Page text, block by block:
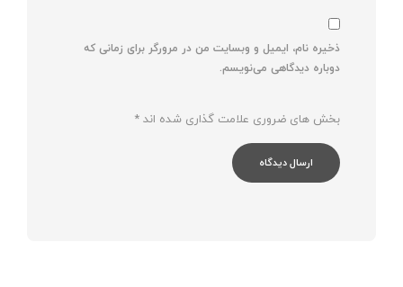
ذخیره نام، ایمیل و وبسایت من در مرورگر برای زمانی که
دوباره دیدگاهی می‌نویسم.
بخش های ضروری علامت گذاری شده اند *